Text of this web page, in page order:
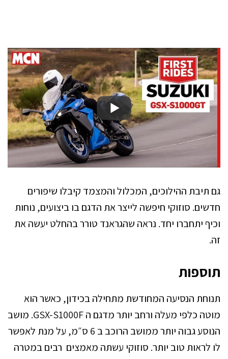
גם תיבת ההילוכים, המכלול והמצמד קיבלו שיפורים
חדשים. סוזוקי חיפשה לייצר את הדגם בו ביצועים, נוחות
וכיף יתחברו יחד. נראה שהגראנד טורר בהחלט יעשה את
זה.
תוספות
תנוחת הנסיעה המחודשת מתחילה בכידון, כאשר הוא
מוטה כלפי מעלה ורחב יותר מדגם ה GSX-S1000F. מושב
הנוסע גבוה יותר ממושב הרוכב ב 6 ס״מ, על מנת לאפשר
לו לראות טוב יותר. סוזוקי עשתה מאמצים רבים במטרה